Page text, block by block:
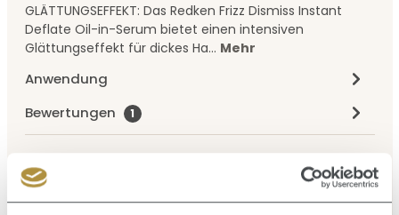
GLÄTTUNGSEFFEKT: Das Redken Frizz Dismiss Instant
Deflate Oil-in-Serum bietet einen intensiven
Glättungseffekt für dickes Ha… Mehr
Anwendung
Bewertungen
1